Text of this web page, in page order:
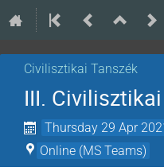
Civilisztikai Tanszék
III.
Thursday 29 Apr
Online (MS Teams)